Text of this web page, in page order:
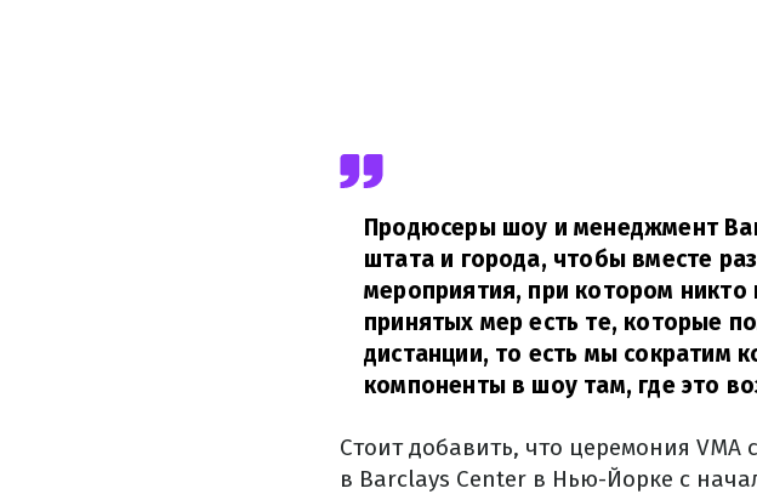
Продюсеры шоу и менеджмент
штата и города, чтобы вместе
мероприятия, при котором никто
принятых мер есть те, которые
дистанции, то есть мы сократим
компоненты в шоу там, где это
Стоит добавить, что церемония
в Barclays Center в Нью-Йорке с